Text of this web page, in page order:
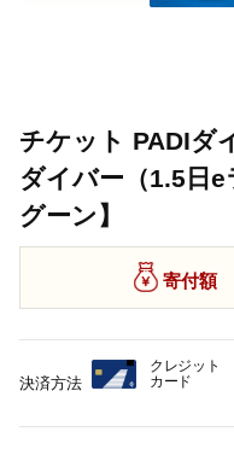
チケット PADIダ
ダイバー（1.5日
グーン】
寄付額
決済方法
クレジット
カード